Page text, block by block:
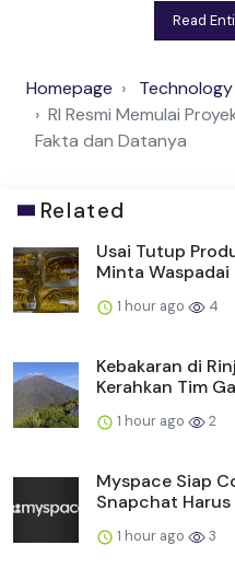
Read
Homepage
Technology
RI Resmi Memulai
Fakta dan Datanya
Related
Usai Tutup
Minta Waspadai
1 hour ago 4
Kebakaran di
Kerahkan Tim
1 hour ago 2
Myspace Siap
Snapchat Harus
1 hour ago 3